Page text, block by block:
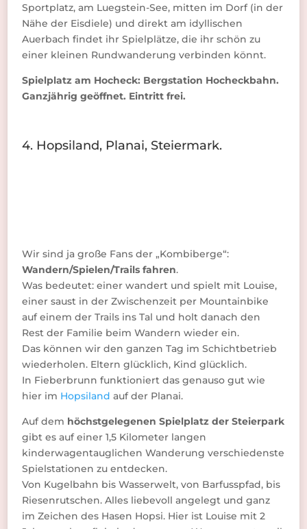
Sportplatz, am Luegstein-See, mitten im Dorf (in der
Nähe der Eisdiele) und direkt am idyllischen
Auerbach findet ihr Spielplätze, die ihr schön zu
einer kleinen Rundwanderung verbinden könnt.
Spielplatz am Hocheck: Bergstation Hocheckbahn.
Ganzjährig geöffnet. Eintritt frei.
4. Hopsiland, Planai, Steiermark.
Wir sind ja große Fans der „Kombiberge“:
Wandern/Spielen/Trails fahren.
Was bedeutet: einer wandert und spielt mit Louise,
einer saust in der Zwischenzeit per Mountainbike
auf einem der Trails ins Tal und holt danach den
Rest der Familie beim Wandern wieder ein.
Das können wir den ganzen Tag im Schichtbetrieb
wiederholen. Eltern glücklich, Kind glücklich.
In Fieberbrunn funktioniert das genauso gut wie
hier im Hopsiland auf der Planai.
Auf dem höchstgelegenen Spielplatz der Steierpark
gibt es auf einer 1,5 Kilometer langen
kinderwagentauglichen Wanderung verschiedenste
Spielstationen zu entdecken.
Von Kugelbahn bis Wasserwelt, von Barfusspfad, bis
Riesenrutschen. Alles liebevoll angelegt und ganz
im Zeichen des Hasen Hopsi. Hier ist Louise mit 2